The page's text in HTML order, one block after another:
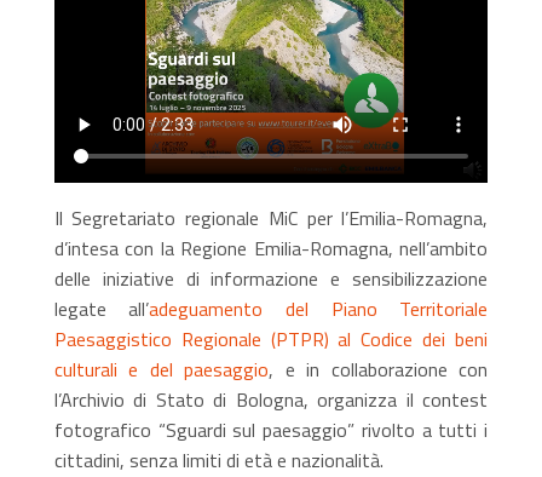
Il Segretariato regionale MiC per l’Emilia-Romagna,
d’intesa con la Regione Emilia-Romagna, nell’ambito
delle iniziative di informazione e sensibilizzazione
legate all’adeguamento del Piano Territoriale
Paesaggistico Regionale (PTPR) al Codice dei beni
culturali e del paesaggio, e in collaborazione con
l’Archivio di Stato di Bologna, organizza il contest
fotografico “Sguardi sul paesaggio” rivolto a tutti i
cittadini, senza limiti di età e nazionalità.